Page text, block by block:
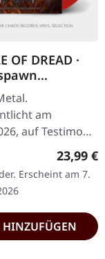
OF DREAD ·
| RED
LP
am
auf Testimony
Rotes Vinyl mit
Splattern im
Cover mit
auf 250…
23,99 €
Erscheint am 7.
HINZUFÜGEN